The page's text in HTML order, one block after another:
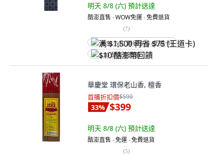
明天 8/8 (六) 預計送達
酷澎直售 ∙ WOW免運 ∙ 免費退貨
(7)
满 $1,500 再省 $75 (王道卡)
$10 酷澎幣回饋
華慶堂 環保老山香, 檀香
首購折扣價$599
33% $399
明天 8/8 (六) 預計送達
酷澎直售 ∙ 免運 ∙ 免費退貨
(5)